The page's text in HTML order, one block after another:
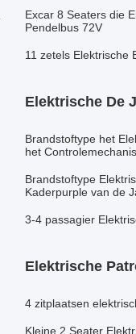
Excar 8 Seaters die
Pendelbus 72V
11 zetels Elektrische
Elektrische De
Brandstoftype het
het
Brandstoftype
Kaderpurple van de
3-4 passagier
Elektrische
4 zitplaatsen
Kleine 2 Seater